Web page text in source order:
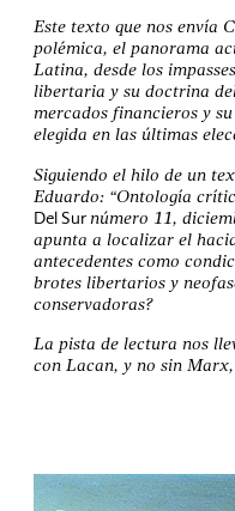
Este texto que nos envía
polémica, el panorama
Latina, desde los
libertaria y su doctrina
mercados financieros y
elegida en las últimas
Siguiendo el hilo de un
Eduardo: “Ontología
Del Sur número 11,
apunta a localizar el
antecedentes como
brotes libertarios y
conservadoras?
La pista de lectura nos
con Lacan, y no sin